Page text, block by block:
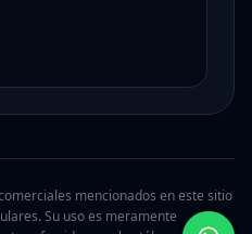
mencionados en este sitio
Su uso es meramente